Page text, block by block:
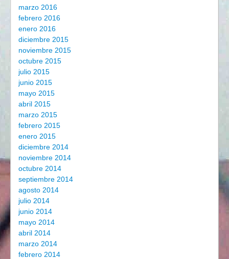
marzo 2016
febrero 2016
enero 2016
diciembre 2015
noviembre 2015
octubre 2015
julio 2015
junio 2015
mayo 2015
abril 2015
marzo 2015
febrero 2015
enero 2015
diciembre 2014
noviembre 2014
octubre 2014
septiembre 2014
agosto 2014
julio 2014
junio 2014
mayo 2014
abril 2014
marzo 2014
febrero 2014